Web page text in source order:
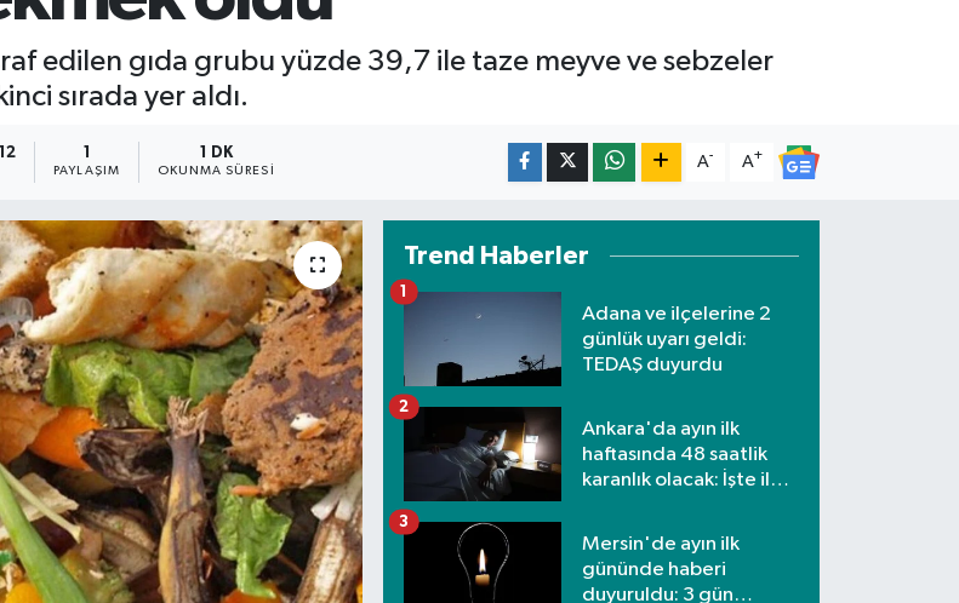
edilen gıda grubu yüzde 39,7 ile taze meyve ve sebzeler
sırada yer aldı.
PAYLAŞIM
1 DK
OKUNMA SÜRESI
A- A+
Trend Haberler
Adana ve ilçelerine 2
günlük uyarı geldi:
TEDAŞ duyurdu
1
Ankara'da ayın ilk
haftasında 48 saatlik
karanlık olacak: İşte ilçe
2
Mersin'de ayın ilk
gününde haberi
duyuruldu: 3 gün
3